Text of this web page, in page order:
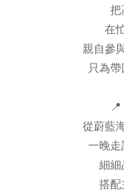
把
在
親自參
只為
從蔚藍
一晚
細細
搭配